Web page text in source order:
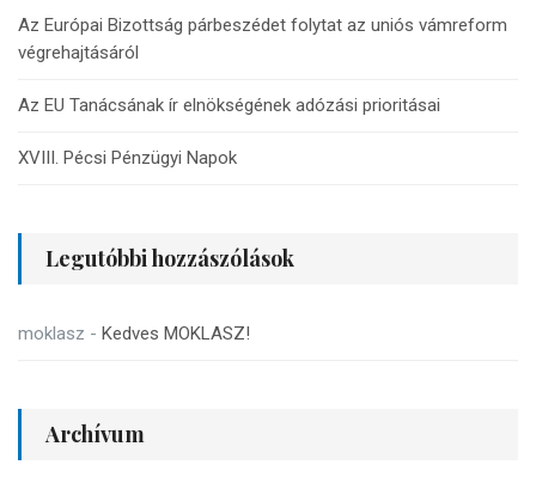
Az Európai Bizottság párbeszédet folytat az uniós vámreform
végrehajtásáról
Az EU Tanácsának ír elnökségének adózási prioritásai
XVIII. Pécsi Pénzügyi Napok
Legutóbbi hozzászólások
moklasz - Kedves MOKLASZ!
Archívum